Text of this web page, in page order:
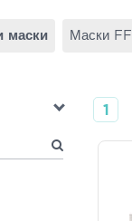
маски Маски
1